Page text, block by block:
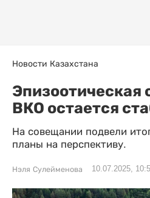
Новости Казахстана
Эпизоотическая
ВКО остается
На совещании подвели
планы на перспективу.
Нэля Сулейменова 10.07.2025,